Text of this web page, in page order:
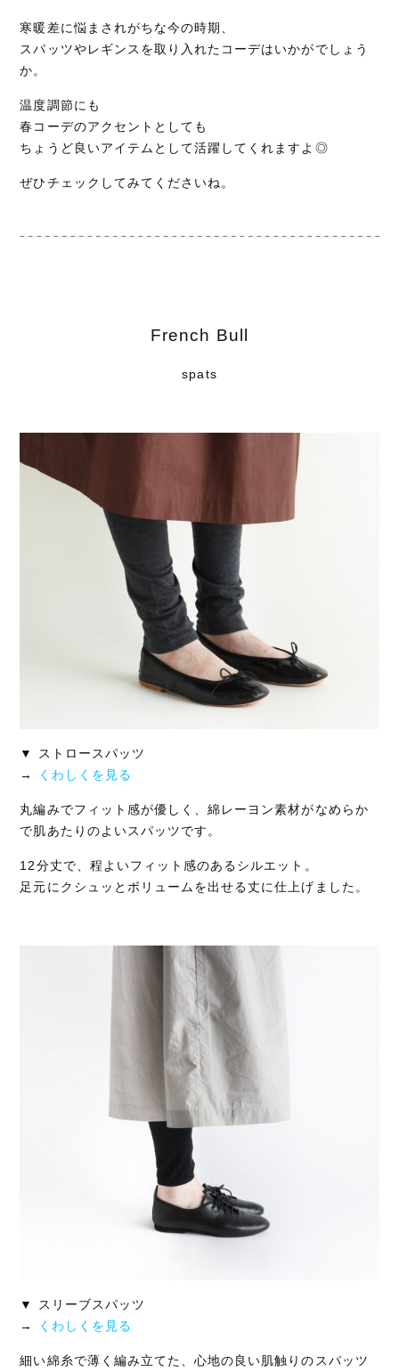
寒暖差に悩まされがちな今の時期、
スパッツやレギンスを取り入れたコーデはいかがでしょう
か。
温度調節にも
春コーデのアクセントとしても
ちょうど良いアイテムとして活躍してくれますよ◎
ぜひチェックしてみてくださいね。
French Bull
spats
▼ ストロースパッツ
→
くわしくを見る
丸編みでフィット感が優しく、綿レーヨン素材がなめらか
で肌あたりのよいスパッツです。
12分丈で、程よいフィット感のあるシルエット。
足元にクシュッとボリュームを出せる丈に仕上げました。
▼ スリーブスパッツ
→
くわしくを見る
細い綿糸で薄く編み立てた、心地の良い肌触りのスパッツ